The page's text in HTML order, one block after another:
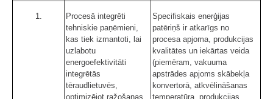
1.
Procesā integrēti
tehniskie paņēmieni,
kas tiek izmantoti, lai
uzlabotu
energoefektivitāti
integrētās
tēraudlietuvēs,
optimizējot ražošanas
Specifiskais enerģijas
patēriņš ir atkarīgs no
procesa apjoma, produkcijas
kvalitātes un iekārtas veida
(piemēram, vakuuma
apstrādes apjoms skābekļa
konvertorā, atkvēlināšanas
temperatūra, produkcijas